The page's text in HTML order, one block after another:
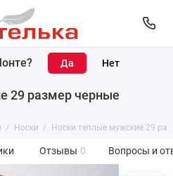
?
29 размер черные
Носки Носки теплые мужские 29
Отзывы 0 Вопросы и